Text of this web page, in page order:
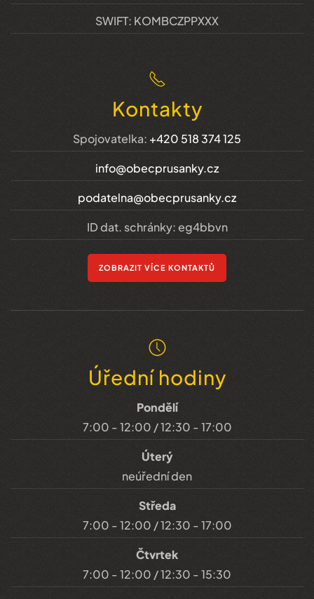
SWIFT: KOMBCZPPXXX
Kontakty
Spojovatelka: +420 518 374 125
info@obecprusanky.cz
podatelna@obecprusanky.cz
ID dat. schránky: eg4bbvn
ZOBRAZIT VÍCE KONTAKTŮ
Úřední hodiny
Pondělí
7:00 - 12:00 / 12:30 - 17:00
Úterý
neúřední den
Středa
7:00 - 12:00 / 12:30 - 17:00
Čtvrtek
7:00 - 12:00 / 12:30 - 15:30